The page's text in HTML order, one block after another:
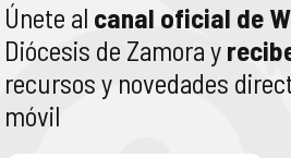
Únete al canal oficial de
Diócesis de Zamora y
recursos y novedades
móvil